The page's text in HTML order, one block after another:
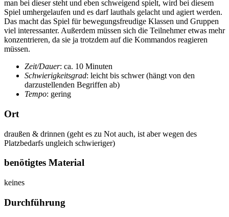
man bei dieser steht und eben schweigend spielt, wird bei diesem
Spiel umhergelaufen und es darf lauthals gelacht und agiert werden.
Das macht das Spiel für bewegungsfreudige Klassen und Gruppen
viel interessanter. Außerdem müssen sich die Teilnehmer etwas mehr
konzentrieren, da sie ja trotzdem auf die Kommandos reagieren
müssen.
Zeit/Dauer: ca. 10 Minuten
Schwierigkeitsgrad: leicht bis schwer (hängt von den
darzustellenden Begriffen ab)
Tempo: gering
Ort
draußen & drinnen (geht es zu Not auch, ist aber wegen des
Platzbedarfs ungleich schwieriger)
benötigtes Material
keines
Durchführung